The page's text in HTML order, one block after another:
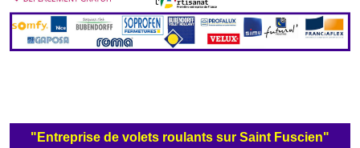
"Entreprise de volets roulants sur Saint Fuscien"